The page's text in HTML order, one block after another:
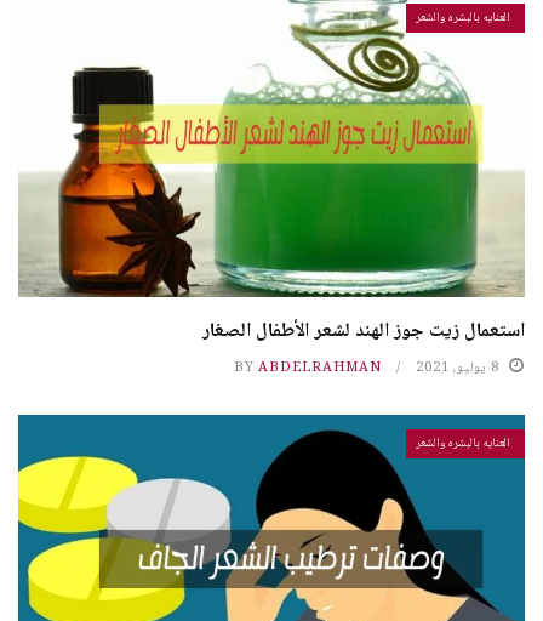
العنايه بالبشره والشعر
استعمال زيت جوز الهند لشعر الأطفال الصغار
8 يوليو، 2021 BY ABDELRAHMAN
العنايه بالبشره والشعر